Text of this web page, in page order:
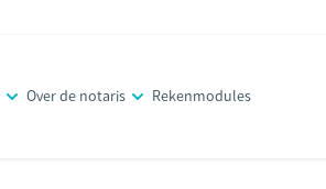
Over de notaris Rekenmodules